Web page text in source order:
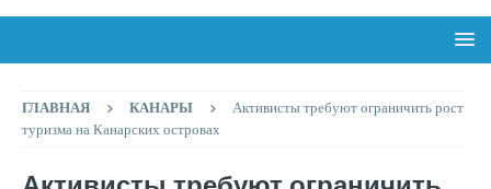
ГЛАВНАЯ КАНАРЫ
Активисты требуют ограничить рост
туризма на Канарских островах